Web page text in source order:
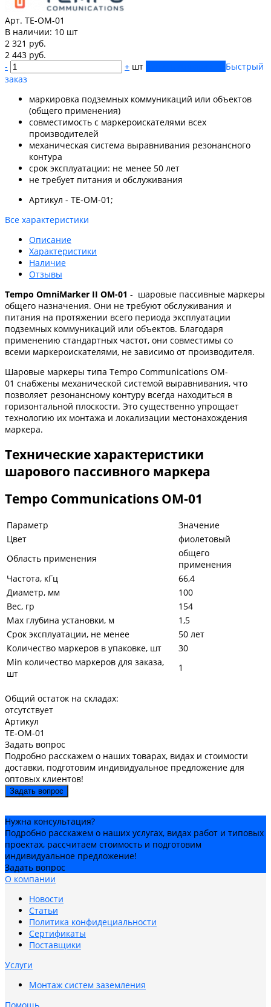
Арт. TE-OM-01
В наличии: 10 шт
2 321 руб.
2 443 руб.
-
+ шт
Быстрый
заказ
маркировка подземных коммуникаций или объектов
(общего применения)
совместимость с маркероискателями всех
производителей
механическая система выравнивания резонансного
контура
срок эксплуатации: не менее 50 лет
не требует питания и обслуживания
Артикул - TE-OM-01;
Все характеристики
Описание
Характеристики
Наличие
Отзывы
Tempo OmniMarker II OM-01 - шаровые пассивные маркеры
общего назначения. Они не требуют обслуживания и
питания на протяжении всего периода эксплуатации
подземных коммуникаций или объектов. Благодаря
применению стандартных частот, они совместимы со
всеми маркероискателями, не зависимо от производителя.
Шаровые маркеры типа Tempo Communications OM-
01 снабжены механической системой выравнивания, что
позволяет резонансному контуру всегда находиться в
горизонтальной плоскости. Это существенно упрощает
технологию их монтажа и локализации местонахождения
маркера.
Технические характеристики
шарового пассивного маркера
Tempo Communications OM-01
Параметр
Значение
Цвет
фиолетовый
Область применения
общего
применения
Частота, кГц
66,4
Диаметр, мм
100
Вес, гр
154
Мах глубина установки, м
1,5
Срок эксплуатации, не менее
50 лет
Количество маркеров в упаковке, шт
30
Мin количество маркеров для заказа,
шт
1
Общий остаток на складах:
отсутствует
Артикул
TE-OM-01
Задать вопрос
Подробно расскажем о наших товарах, видах и стоимости
доставки, подготовим индивидуальное предложение для
оптовых клиентов!
Задать вопрос
Нужна консультация?
Подробно расскажем о наших услугах, видах работ и типовых
проектах, рассчитаем стоимость и подготовим
индивидуальное предложение!
Задать вопрос
О компании
Новости
Статьи
Политика конфидециальности
Сертификаты
Поставщики
Услуги
Монтаж систем заземления